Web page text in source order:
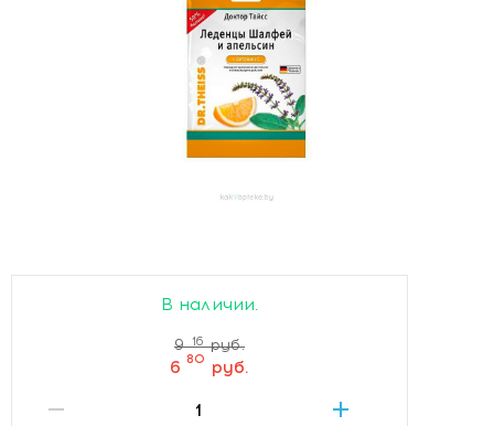
В наличии.
9 16 руб.
6 80 руб.